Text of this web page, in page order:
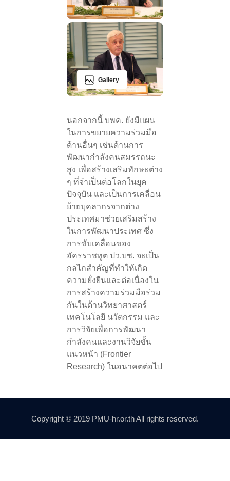
Gallery
นอกจากนี้ บพค. ยังมีแผน
ในการขยายความร่วมมือ
ด้านอื่นๆ เช่นด้านการ
พัฒนากำลังคนสมรรถนะ
สูง เพื่อสร้างเสริมทักษะต่าง
ๆ ที่จำเป็นต่อโลกในยุค
ปัจจุบัน และเป็นการเคลื่อน
ย้ายบุคลากรจากต่าง
ประเทศมาช่วยเสริมสร้าง
ในการพัฒนาประเทศ ซึ่ง
การขับเคลื่อนของ
อัครราชทูต ปว.บซ. จะเป็น
กลไกสำคัญที่ทำให้เกิด
ความยั่งยืนและต่อเนื่องใน
การสร้างความร่วมมือร่วม
กันในด้านวิทยาศาสตร์
เทคโนโลยี นวัตกรรม และ
การวิจัยเพื่อการพัฒนา
กำลังคนและงานวิจัยขั้น
แนวหน้า (Frontier
Research) ในอนาคตต่อไป
Copyright © 2019 PMU-hr.or.th All rights reserved.